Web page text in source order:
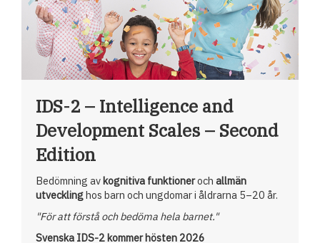
IDS-2 – Intelligence and
Development Scales – Second
Edition
Bedömning avkognitiva funktioneroch allmän
utvecklinghos barn och ungdomar i åldrarna 5–20 år.
"För att förstå och bedöma hela barnet."
Svenska IDS-2 kommer hösten 2026